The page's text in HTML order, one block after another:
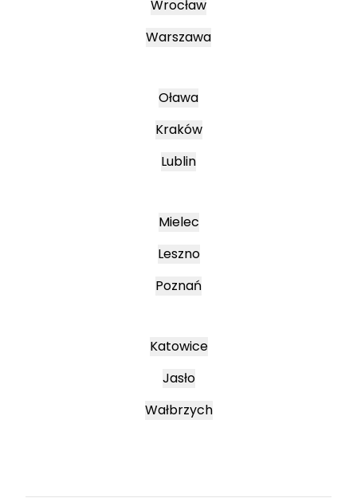
Wrocław
Warszawa
Oława
Kraków
Lublin
Mielec
Leszno
Poznań
Katowice
Jasło
Wałbrzych